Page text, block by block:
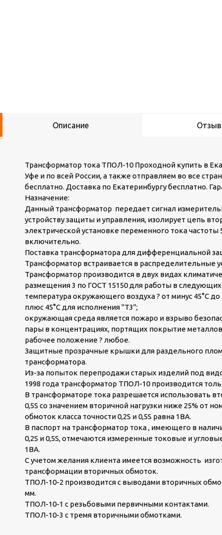
Описание
Трансформатор тока ТПОЛ-10 Проходной купить в
Уфе и по всей России, а также отправляем во все
бесплатно. Доставка по Екатеринбургу бесплатно.
Назначение:
Данный трансформатор передает сигнал
устройству защиты и управления, изолирует цепь
электрической установке переменного тока частоты
включительно.
Поставка трансформатора для дифференциальной
Трансформатор встраивается в распределительные
Трансформатор производится в двух видах
размещения 3 по ГОСТ 15150 для работы в следующих
температура окружающего воздуха ? от минус 45°С
плюс 45°С для исполнения "Т3";
окружающая среда является пожаро и взрыво
пары в концентрациях, портящих покрытие
рабочее положение ? любое.
Защитные прозрачные крышки для раздельного
трансформатора.
Из-за попыток перепродажи старых изделий под
1998 года трансформатор ТПОЛ-10 производится
В трансформаторе тока разрешается использовать
0,5S со значением вторичной нагрузки ниже 25% от
обмоток класса точности 0,2S и 0,5S равна 1ВА.
В паспорт на трансформатор тока , имеющего в
0,2S и 0,5S, отмечаются измеренные токовые и
1ВА.
С учетом желания клиента имеется возможность
трансформации вторичных обмоток.
ТПОЛ-10-2 производится с выводами вторичных
мм.
ТПОЛ-10-1 с резьбовыми первичными контактами.
ТПОЛ-10-3 с тремя вторичными обмотками.